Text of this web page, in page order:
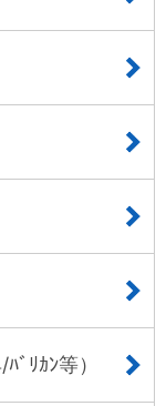
ﾞﾘｶﾝ等）